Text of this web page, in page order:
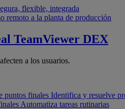
flexible, integrada
remoto a la planta de producción
TeamViewer DEX
a los usuarios.
puntos finales Identifica y resuelve
Automatiza tareas rutinarias